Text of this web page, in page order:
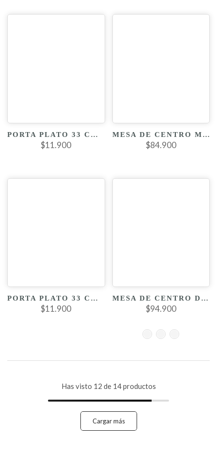
PORTA PLATO 33 CM BLANCO DORADO
$11.900
MESA DE CENTRO MANDALA DECORATIVA
$84.900
PORTA PLATO 33 CM BLANCO DORADO
$11.900
MESA DE CENTRO DECORATIVA
$94.900
Has visto 12 de 14 productos
Cargar más